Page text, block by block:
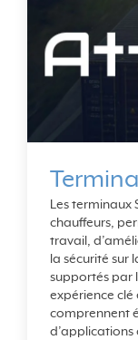
Les terminaux
chauffeurs,
travail,
la sécurité sur
supportés par
expérience
comprennent
d’applications